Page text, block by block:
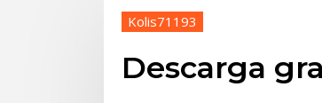
Kolis71193
Descarga